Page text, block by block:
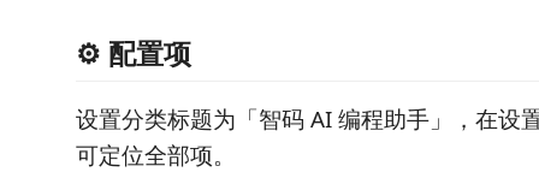
⚙️ 配置项
设置分类标题为「智码 AI 编程助手」，在设
可定位全部项。